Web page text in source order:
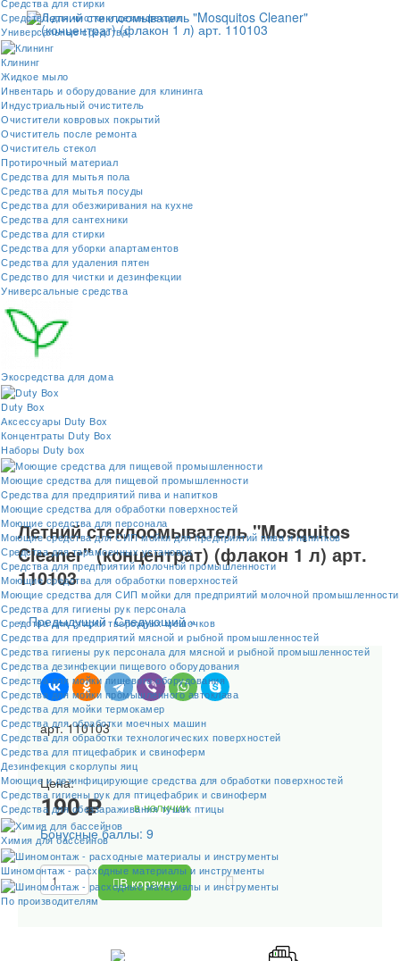
Средство для чистки и дезинфекции
Универсальные средства
Клининг
Жидкое мыло
Инвентарь и оборудование для клининга
Индустриальный очиститель
Очистители ковровых покрытий
Очиститель после ремонта
Очиститель стекол
Протирочный материал
Средства для мытья пола
Средства для мытья посуды
Средства для обезжиривания на кухне
Средства для сантехники
Средства для стирки
Средства для уборки апартаментов
Средства для удаления пятен
Средство для чистки и дезинфекции
Универсальные средства
Экосредства для дома
Duty Box
Аксессуары Duty Box
Концентраты Duty Box
Наборы Duty box
Моющие средства для пищевой промышленности
Cредства для предприятий пива и напитков
Моющие средства для обработки поверхностей
Моющие средства для персонала
Моющие средства для СИП мойки для предприятий пива и напитков
Средства для тарамоечных установок
Средства для предприятий молочной промышленности
Моющие средства для обработки поверхностей
Моющие средства для СИП мойки для предприятий молочной промышленности
Средства для гигиены рук персонала
Средства для стирки творожных мешочков
Средства для предприятий мясной и рыбной промышленностей
Средства гигиены рук персонала для мясной и рыбной промышленностей
Средства дезинфекции пищевого оборудования
Средства для мойки пищевого оборудования
Средства для мойки промышленного автоклава
Средства для мойки термокамер
Средства для обработки моечных машин
Средства для обработки технологических поверхностей
Средства для птицефабрик и свиноферм
Дезинфекция скорлупы яиц
Моющие и дезинфицирующие средства для обработки поверхностей
Средства гигиены рук для птицефабрик и свиноферм
Средства для обеззараживания тушек птицы
Химия для бассейнов
Шиномонтаж - расходные материалы и инструменты
По производителям
Летний стеклоомыватель "Mosquitos
Cleaner" (концентрат) (флакон 1 л) арт.
110103
« Предыдущий Следующий »
арт. 110103
Цена:
190 ₽ в наличии
Бонусные баллы: 9
В корзину